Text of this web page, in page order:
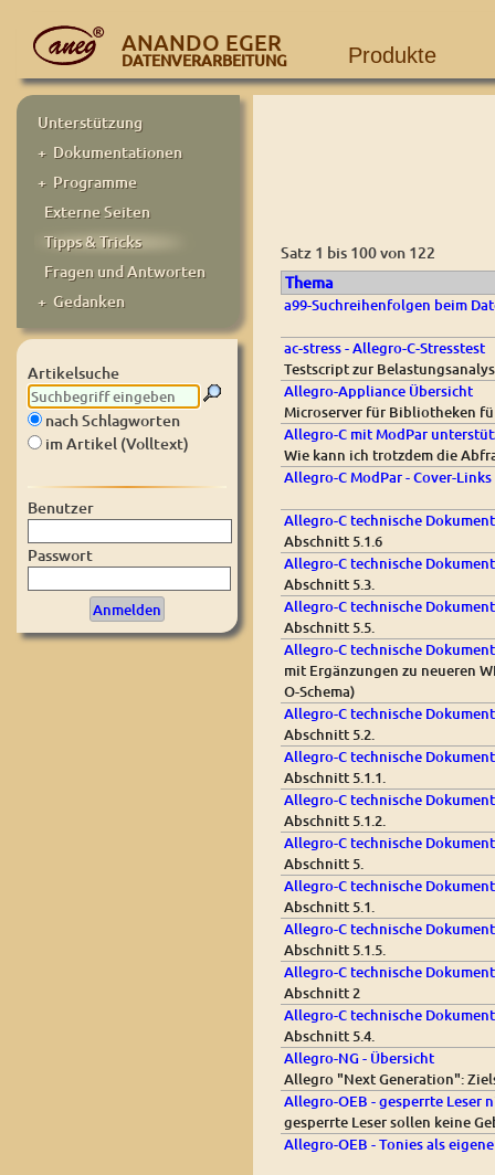
ANANDO EGER
DATENVERARBEITUNG Produkte
Unterstützung
+ Dokumentationen
+ Programme
Externe Seiten
Tipps & Tricks
Fragen und Antworten
+ Gedanken
Artikelsuche
nach Schlagworten
im Artikel (Volltext)
Benutzer
Passwort
Satz 1 bis 100 von 122
Thema
a99-Suchreihenfolgen beim
ac-stress - Allegro-C-Stresstest
Testscript zur
Allegro-Appliance Übersicht
Microserver für Bibliotheken
Allegro-C mit ModPar
Wie kann ich trotzdem die
Allegro-C ModPar - Cover-
Allegro-C technische
Abschnitt 5.1.6
Allegro-C technische
Abschnitt 5.3.
Allegro-C technische
Abschnitt 5.5.
Allegro-C technische
mit Ergänzungen zu neueren
O-Schema)
Allegro-C technische
Abschnitt 5.2.
Allegro-C technische
Abschnitt 5.1.1.
Allegro-C technische
Abschnitt 5.1.2.
Allegro-C technische
Abschnitt 5.
Allegro-C technische
Abschnitt 5.1.
Allegro-C technische
Abschnitt 5.1.5.
Allegro-C technische
Abschnitt 2
Allegro-C technische
Abschnitt 5.4.
Allegro-NG - Übersicht
Allegro "Next Generation":
Allegro-OEB - gesperrte Leser
gesperrte Leser sollen keine
Allegro-OEB - Tonies als